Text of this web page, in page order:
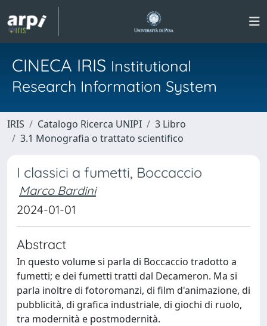
CINECA IRIS Institutional
Research Information System
IRIS Catalogo Ricerca UNIPI
3 Libro
3.1 Monografia o trattato scientifico
I classici a fumetti, Boccaccio
Marco Bardini
2024-01-01
Abstract
In questo volume si parla di Boccaccio tradotto a
fumetti; e dei fumetti tratti dal Decameron. Ma si
parla inoltre di fotoromanzi, di film d'animazione, di
pubblicità, di grafica industriale, di giochi di ruolo,
tra modernità e postmodernità.